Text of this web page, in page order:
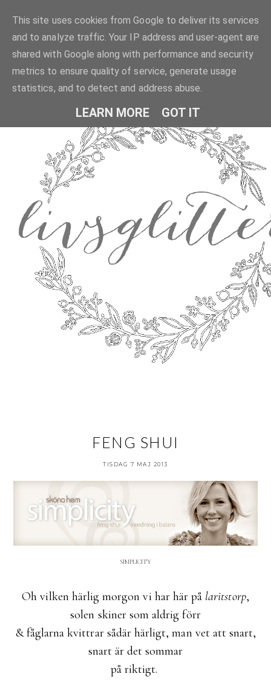
FENG SHUI
TISDAG 7 MAJ 2013
SIMPLICITY
Oh vilken härlig morgon vi har här på laritstorp,
solen skiner som aldrig förr
& fåglarna kvittrar sådär härligt, man vet att snart,
snart är det sommar
på riktigt.
This site uses cookies from Google to deliver its services
and to analyze traffic. Your IP address and user-agent are
shared with Google along with performance and security
metrics to ensure quality of service, generate usage
statistics, and to detect and address abuse.
LEARN MORE GOT IT